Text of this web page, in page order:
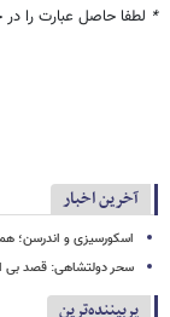
* لطفا حاصل عبارت را در
آخرین اخبار
اسکورسیزی و اندرسن؛
سحر دولتشاهی: قصد بی
پربیننده‌ترین